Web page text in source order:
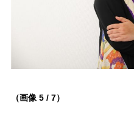
（画像 5 / 7）